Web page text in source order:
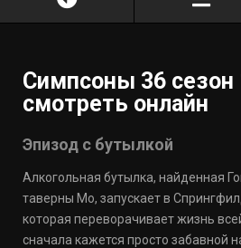
Симпсоны 36 сезон
смотреть онлайн
Эпизод с бутылкой
Алкогольная бутылка, найденная
таверны Мо, запускает в
которая переворачивает жизнь
сначала кажется просто забавной